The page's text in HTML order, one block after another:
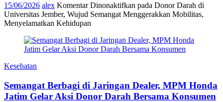
15/06/2026 alex Komentar Dinonaktifkan pada Donor Darah di
Universitas Jember, Wujud Semangat Menggerakkan Mobilitas,
Menyelamatkan Kehidupan
Kesehatan
Semangat Berbagi di Jaringan Dealer, MPM Honda
Jatim Gelar Aksi Donor Darah Bersama Konsumen